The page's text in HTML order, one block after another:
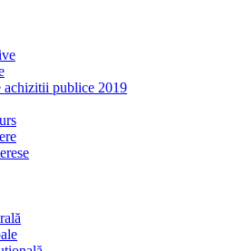
achizitii publice 2019